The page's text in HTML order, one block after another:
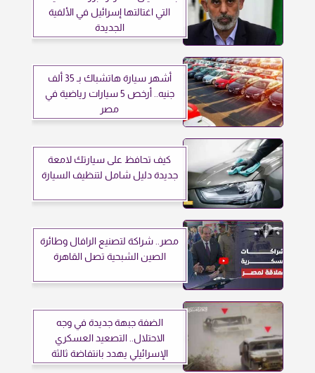
التي اغتالتها إسرائيل في الألفية
الجديدة
أشهر سيارة هاتشباك بـ 35 ألف
جنيه.. أرخص 5 سيارات رياضية في
مصر
كيف تحافظ على سيارتك لامعة
جديدة دليل شامل لتنظيف السيارة
مصر.. شراكة لتصنيع الرافال وطائرة
الصين الشبحية تصل القاهرة
الضفة جبهة جديدة في وجه
الاحتلال.. التصعيد العسكري
الإسرائيلي يهدد بانتفاضة ثالثة